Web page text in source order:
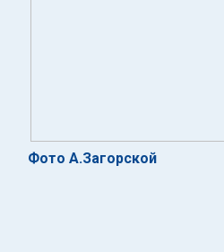
Фото А.Загорской